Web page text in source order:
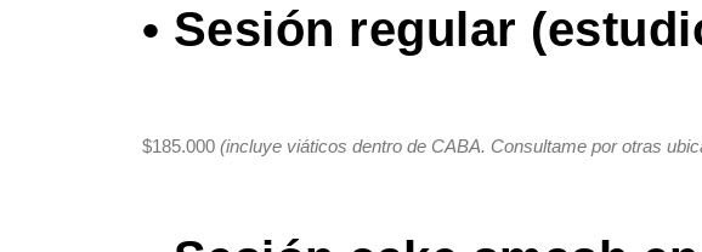
• Sesión regular
$185.000 (incluye viáticos dentro de CABA. Consultame por otras